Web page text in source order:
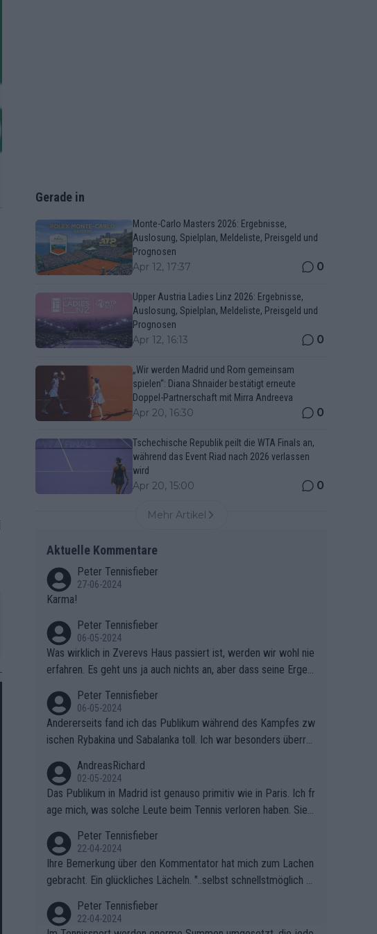
Gerade in
Monte-Carlo Masters 2026: Ergebnisse,
Auslosung, Spielplan, Meldeliste, Preisgeld und
Prognosen
Apr 12, 17:37 0
Upper Austria Ladies Linz 2026: Ergebnisse,
Auslosung, Spielplan, Meldeliste, Preisgeld und
Prognosen
Apr 12, 16:13 0
„Wir werden Madrid und Rom gemeinsam
spielen“: Diana Shnaider bestätigt erneute
Doppel-Partnerschaft mit Mirra Andreeva
Apr 20, 16:30 0
Tschechische Republik peilt die WTA Finals an,
während das Event Riad nach 2026 verlassen
wird
Apr 20, 15:00 0
Mehr Artikel
Aktuelle Kommentare
Peter Tennisfieber
27-06-2024
Karma!
Peter Tennisfieber
06-05-2024
Was wirklich in Zverevs Haus passiert ist, werden wir wohl nie
erfahren. Es geht uns ja auch nichts an, aber dass seine Ergeb
Peter Tennisfieber
06-05-2024
Andererseits fand ich das Publikum während des Kampfes zw
ischen Rybakina und Sabalanka toll. Ich war besonders überras
AndreasRichard
02-05-2024
Das Publikum in Madrid ist genauso primitiv wie in Paris. Ich fr
age mich, was solche Leute beim Tennis verloren haben. Sie s
ben.
Peter Tennisfieber
22-04-2024
Ihre Bemerkung über den Kommentator hat mich zum Lachen
gebracht. Ein glückliches Lächeln. "..selbst schnellstmöglich na
Peter Tennisfieber
22-04-2024